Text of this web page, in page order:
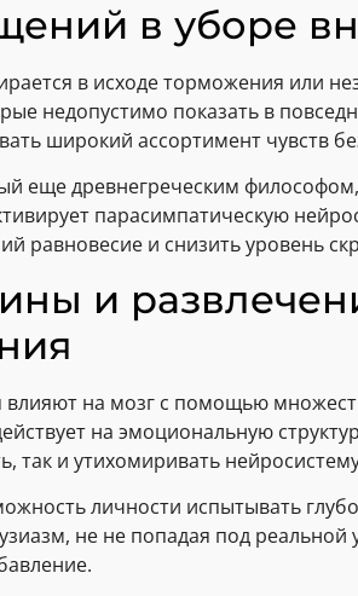
в уборе
в исходе торможения или
недопустимо показать в
широкий ассортимент чувств
еще древнегреческим
парасимпатическую
равновесие и снизить уровень
и
влияют на мозг с помощью
на эмоциональную
так и утихомиривать
личности испытывать
не не попадая под